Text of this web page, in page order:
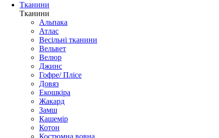
Тканини
Тканини
Альпака
Атлас
Весільні тканини
Вельвет
Велюр
Джинс
Гофре/ Плісе
Довяз
Екошкіра
Жакард
Замш
Кашемір
Котон
Костюмна вовна